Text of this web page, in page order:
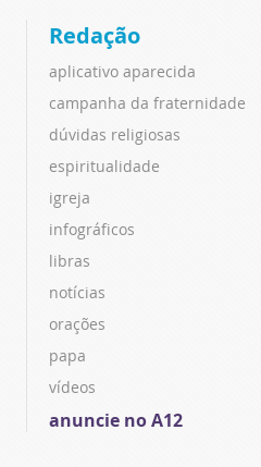
Redação
aplicativo aparecida
campanha da fraternidade
dúvidas religiosas
espiritualidade
igreja
infográficos
libras
notícias
orações
papa
vídeos
anuncie no A12